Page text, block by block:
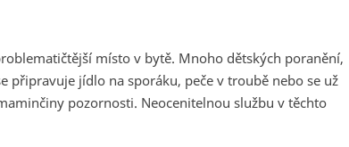
místo v bytě. Mnoho dětských poranění,
připravuje jídlo na sporáku, peče v troubě nebo se už
pozornosti. Neocenitelnou službu v těchto